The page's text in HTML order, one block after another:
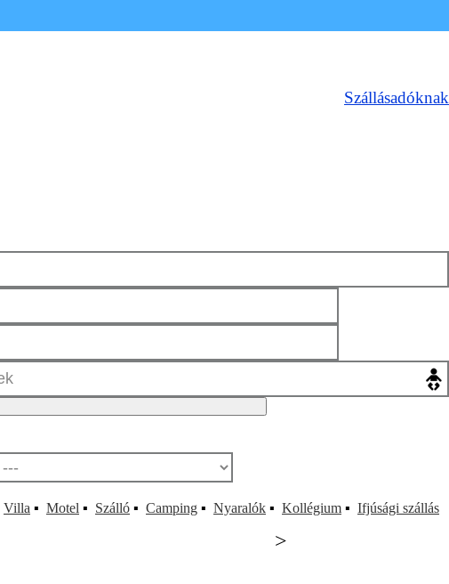
Szállásadóknak
>
Villa ▪ Motel ▪ Szálló ▪ Camping ▪ Nyaralók ▪ Kollégium ▪ Ifjúsági szállás